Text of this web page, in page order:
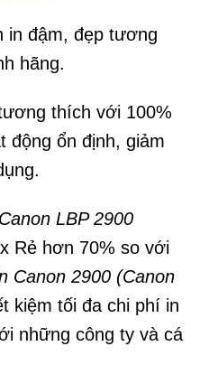
in đậm, đẹp tương
hãng.
thích với 100%
động ổn định, giảm
LBP 2900
Rẻ hơn 70% so với
Canon 2900 (Canon
kiệm tối đa chi phí in
những công ty và cá